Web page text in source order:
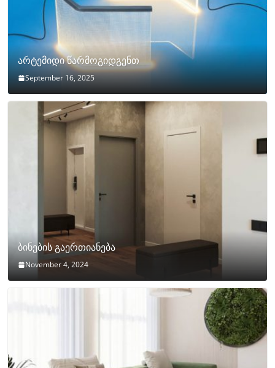
არტემიდი წარმოგიდგენთ
September 16, 2025
ბინების გაერთიანება
November 4, 2024